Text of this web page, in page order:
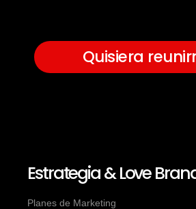
Quisiera
Estrategia & Love
Planes de Marketing